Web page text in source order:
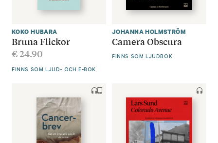
KOKO HUBARA
Bruna Flickor
€24.90
FINNS SOM LJUD- OCH E-BOK
JOHANNA HOLMSTRÖM
Camera Obscura
FINNS SOM LJUDBOK